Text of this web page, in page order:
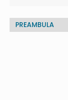
PREAMBULA